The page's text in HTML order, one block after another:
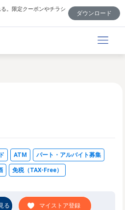
。限定クーポンやチラシ
ダウンロード
ATM パート・アルバイト募集
免税（TAX-Free）
る マイストア登録